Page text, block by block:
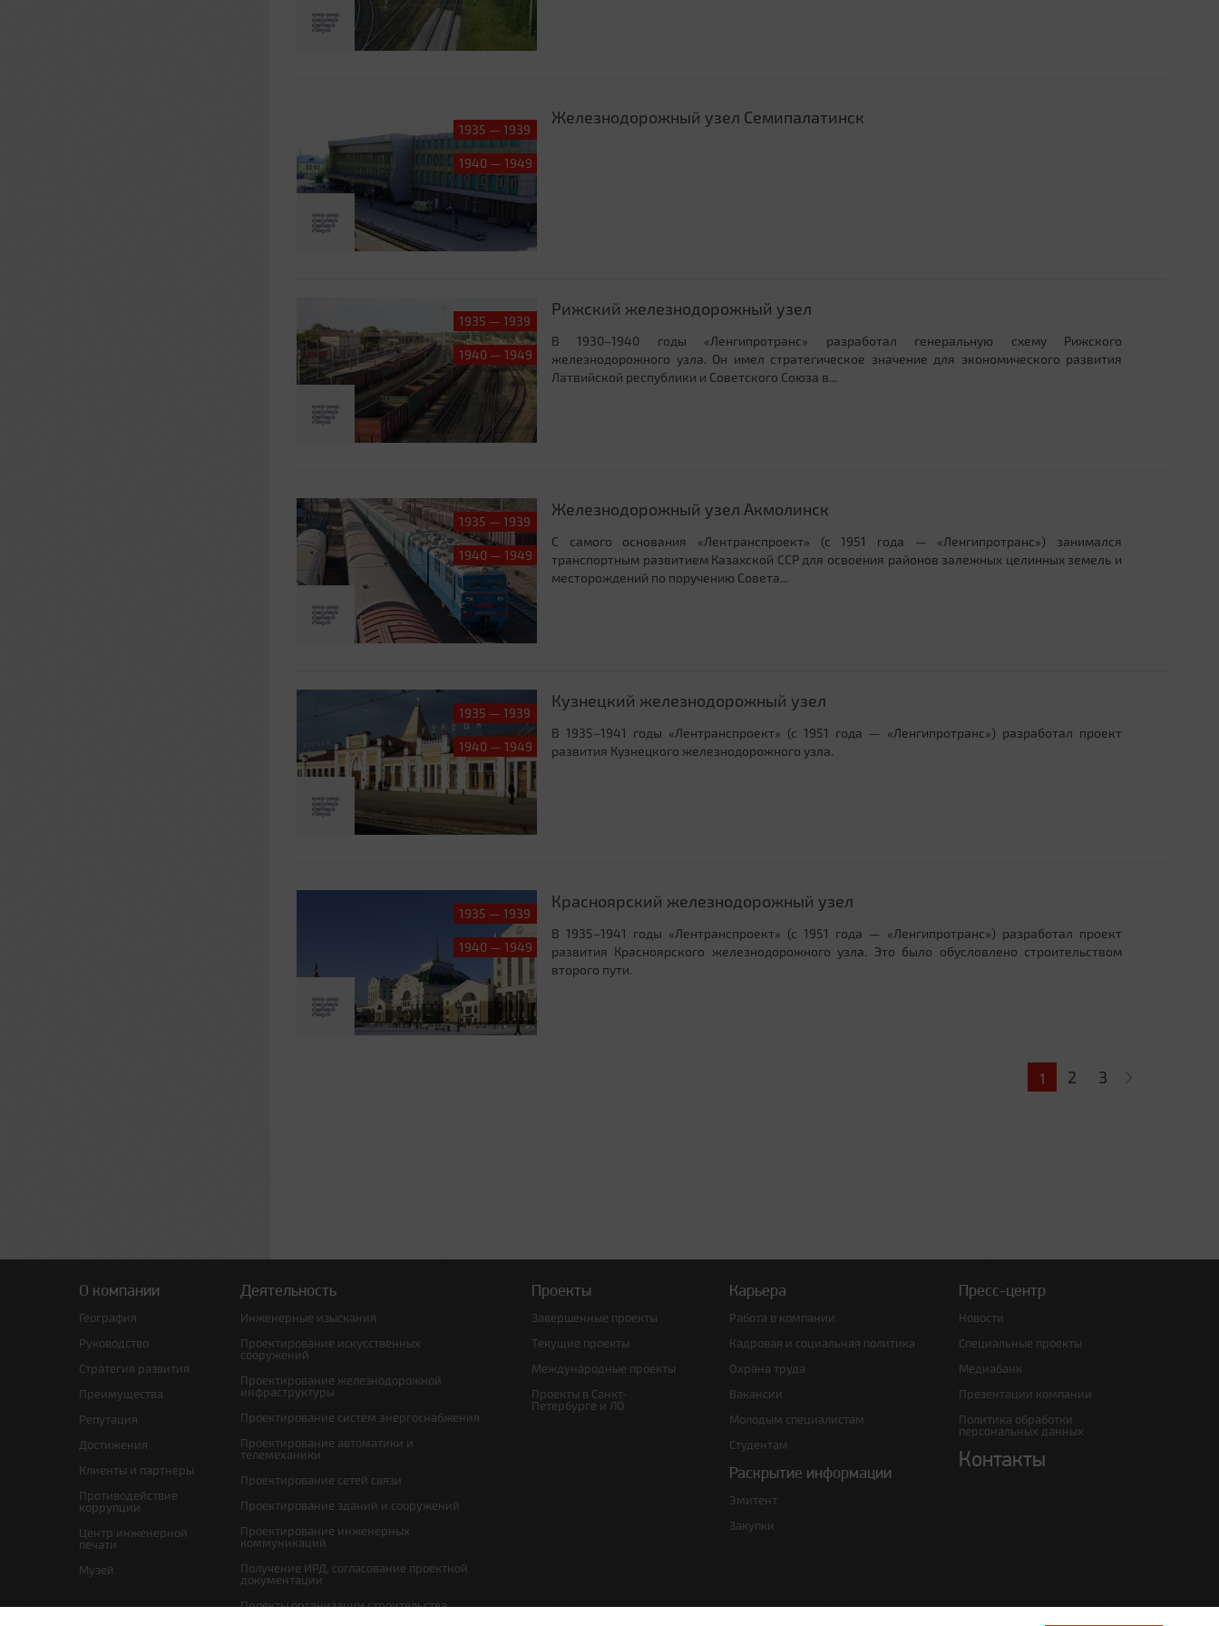
1935 — 1939
1940 — 1949
Железнодорожный узел Семипалатинск
1935 — 1939
1940 — 1949
Рижский железнодорожный узел
В 1930–1940 годы «Ленгипротранс» разработал генеральную схему Рижского
железнодорожного узла. Он имел стратегическое значение для экономического развития
Латвийской республики и Советского Союза в...
1935 — 1939
1940 — 1949
Железнодорожный узел Акмолинск
С самого основания «Лентранспроект» (с 1951 года — «Ленгипротранс») занимался
транспортным развитием Казахской ССР для освоения районов залежных целинных земель и
месторождений по поручению Совета...
1935 — 1939
1940 — 1949
Кузнецкий железнодорожный узел
В 1935–1941 годы «Лентранспроект» (с 1951 года — «Ленгипротранс») разработал проект
развития Кузнецкого железнодорожного узла.
1935 — 1939
1940 — 1949
Красноярский железнодорожный узел
В 1935–1941 годы «Лентранспроект» (с 1951 года — «Ленгипротранс») разработал проект
развития Красноярского железнодорожного узла. Это было обусловлено строительством
второго пути.
1 2 3
О компании
География
Руководство
Стратегия развития
Преимущества
Репутация
Достижения
Клиенты и партнеры
Противодействие
коррупции
Центр инженерной
печати
Музей
Деятельность
Инженерные изыскания
Проектирование искусственных
сооружений
Проектирование железнодорожной
инфраструктуры
Проектирование систем энергоснабжения
Проектирование автоматики и
телемеханики
Проектирование сетей связи
Проектирование зданий и сооружений
Проектирование инженерных
коммуникаций
Получение ИРД, согласование проектной
документации
Проекты организации строительства,
Проекты
Завершенные проекты
Текущие проекты
Международные проекты
Проекты в Санкт-
Петербурге и ЛО
Карьера
Работа в компании
Кадровая и социальная политика
Охрана труда
Вакансии
Молодым специалистам
Студентам
Раскрытие информации
Эмитент
Закупки
Пресс-центр
Новости
Специальные проекты
Медиабанк
Презентации компании
Политика обработки
персональных данных
Контакты